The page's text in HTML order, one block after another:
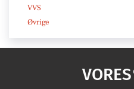
VVS
Øvrige
VORES